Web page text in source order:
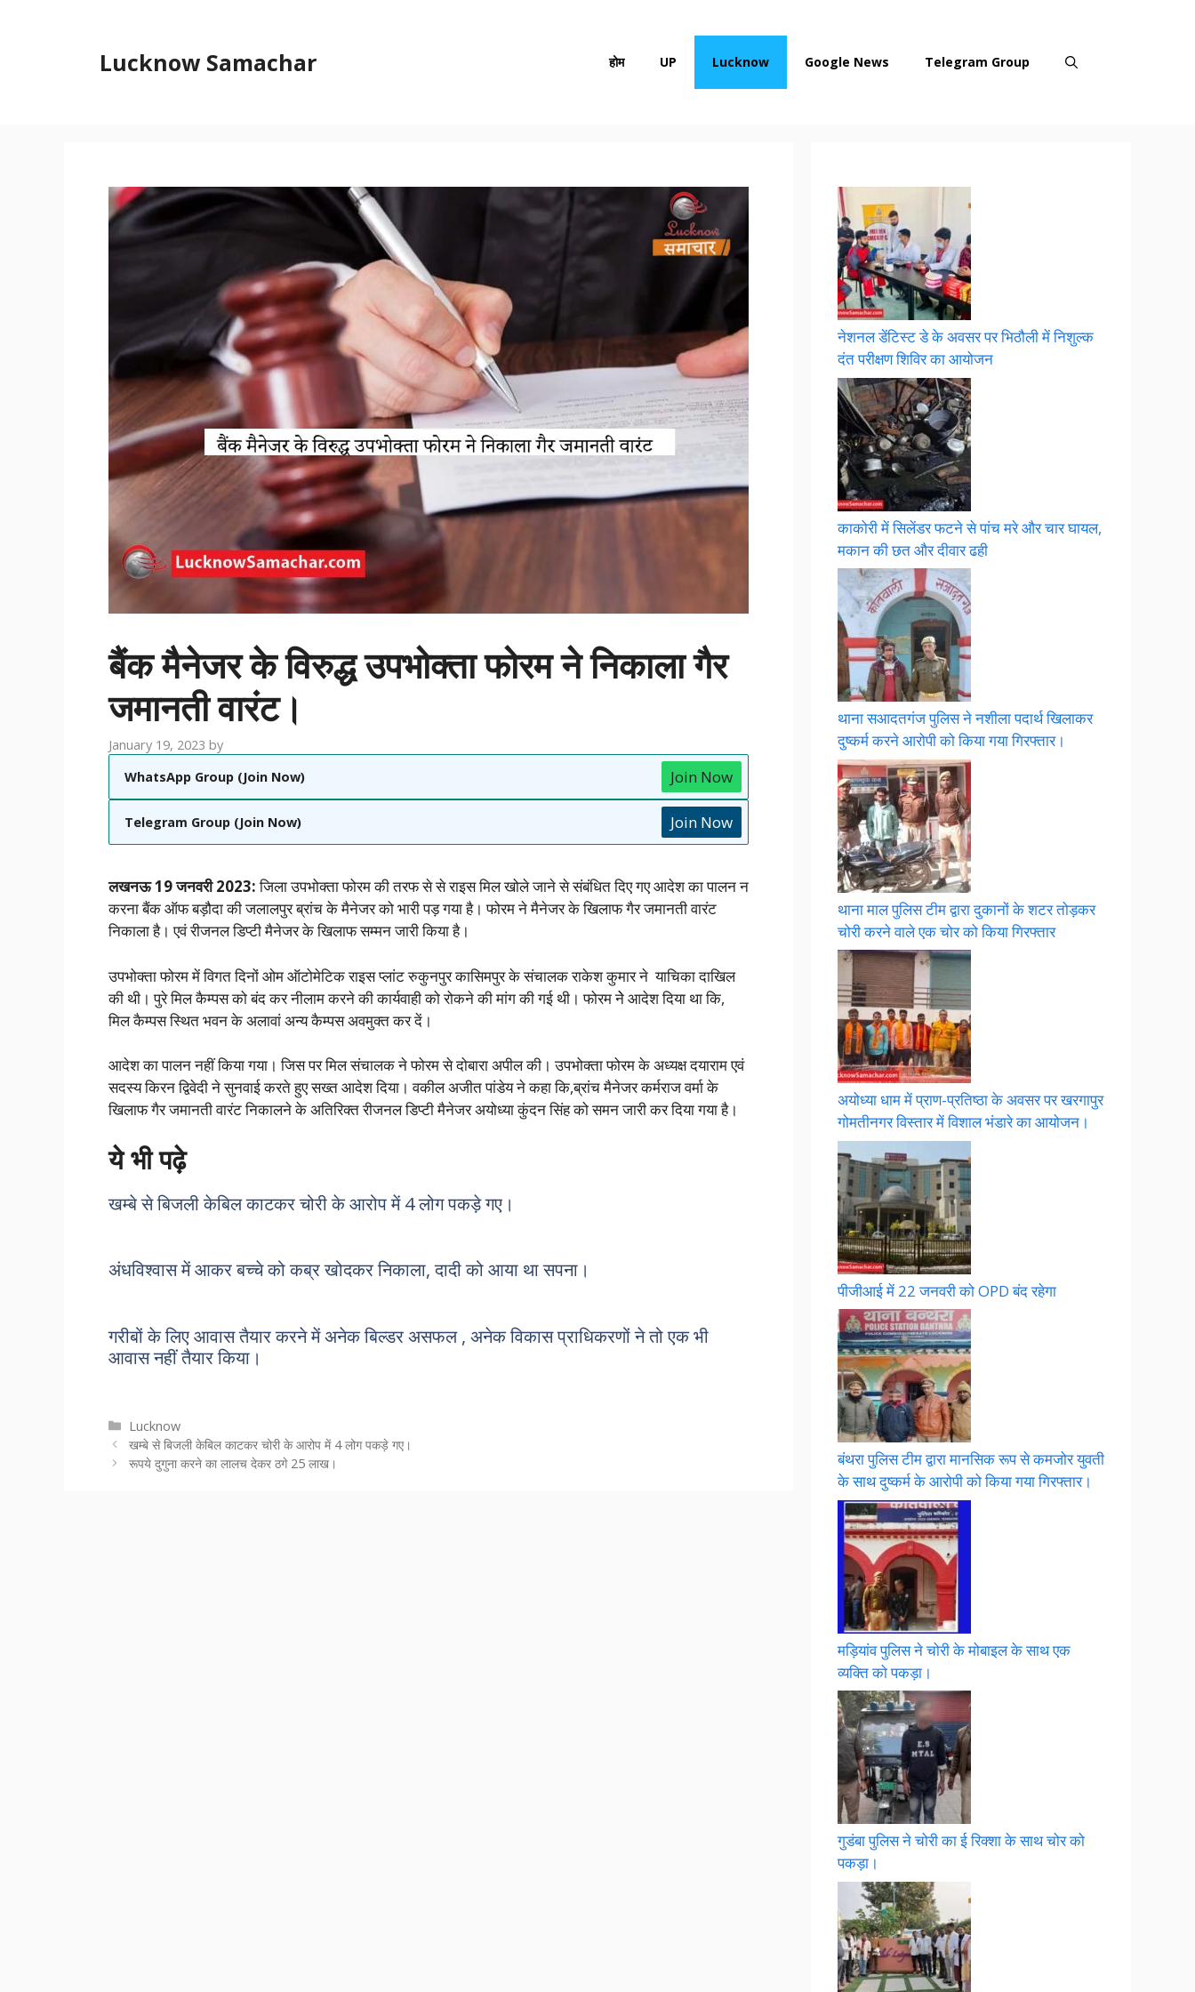
Lucknow Samachar होम UP Lucknow Google News Telegram Group
बैंक मैनेजर के विरुद्ध उपभोक्ता फोरम ने निकाला गैर
जमानती वारंट।
January 19, 2023 by
WhatsApp Group (Join Now)
Join Now
Telegram Group (Join Now) Join Now
लखनऊ 19 जनवरी 2023:जिला उपभोक्ता फोरम की तरफ से से राइस मिल खोले जाने से संबंधित दिए गए आदेश का पालन न
करना बैंक ऑफ बड़ौदा की जलालपुर ब्रांच के मैनेजर को भारी पड़ गया है। फोरम ने मैनेजर के खिलाफ गैर जमानती वारंट
निकाला है। एवं रीजनल डिप्टी मैनेजर के खिलाफ सम्मन जारी किया है।
उपभोक्ता फोरम में विगत दिनों ओम ऑटोमेटिक राइस प्लांट रुकुनपुर कासिमपुर के संचालक राकेश कुमार ने याचिका दाखिल
की थी। पुरे मिल कैम्पस को बंद कर नीलाम करने की कार्यवाही को रोकने की मांग की गई थी। फोरम नेे आदेश दिया था कि,
मिल कैम्पस स्थित भवन के अलावां अन्य कैम्पस अवमुक्त कर दें।
आदेश का पालन नहीं किया गया। जिस पर मिल संचालक ने फोरम से दोबारा अपील की। उपभोक्ता फोरम के अध्यक्ष दयाराम एवं
सदस्य किरन द्विवेदी ने सुनवाई करते हुए सख्त आदेश दिया। वकील अजीत पांडेय ने कहा कि,ब्रांच मैनेजर कर्मराज वर्मा के
खिलाफ गैर जमानती वारंट निकालने के अतिरिक्त रीजनल डिप्टी मैनेजर अयोध्या कुंदन सिंह को समन जारी कर दिया गया है।
ये भी पढ़े
खम्बे से बिजली केबिल काटकर चोरी के आरोप में 4 लोग पकड़े गए।
अंधविश्वास में आकर बच्चे को कब्र खोदकर निकाला, दादी को आया था सपना।
गरीबों के लिए आवास तैयार करने में अनेक बिल्डर असफल , अनेक विकास प्राधिकरणों ने तो एक भी
आवास नहीं तैयार किया।
Categories
Lucknow
खम्बे से बिजली केबिल काटकर चोरी के आरोप में 4 लोग पकड़े गए।
रूपये दुगुना करने का लालच देकर ठगे 25 लाख।
नेशनल डेंटिस्ट डे के अवसर पर भिठौली में निशुल्क
दंत परीक्षण शिविर का आयोजन
काकोरी में सिलेंडर फटने से पांच मरे और चार घायल,
मकान की छत और दीवार ढही
थाना सआदतगंज पुलिस ने नशीला पदार्थ खिलाकर
दुष्कर्म करने आरोपी को किया गया गिरफ्तार।
थाना माल पुलिस टीम द्वारा दुकानों के शटर तोड़कर
चोरी करने वाले एक चोर को किया गिरफ्तार
अयोध्या धाम में प्राण-प्रतिष्ठा के अवसर पर खरगापुर
गोमतीनगर विस्तार में विशाल भंडारे का आयोजन।
पीजीआई में 22 जनवरी को OPD बंद रहेगा
बंथरा पुलिस टीम द्वारा मानसिक रूप से कमजोर युवती
के साथ दुष्कर्म के आरोपी को किया गया गिरफ्तार।
मड़ियांव पुलिस ने चोरी के मोबाइल के साथ एक
व्यक्ति को पकड़ा।
गुडंबा पुलिस ने चोरी का ई रिक्शा के साथ चोर को
पकड़ा।